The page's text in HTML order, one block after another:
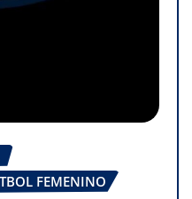
FEMENINO